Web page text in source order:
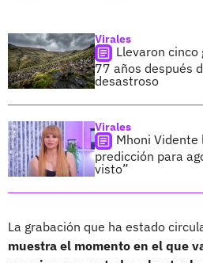
Virales
Llevaron
77 años después
desastroso
Virales
Mhoni
predicción para
visto”
La grabación que ha estado
muestra el momento en el que